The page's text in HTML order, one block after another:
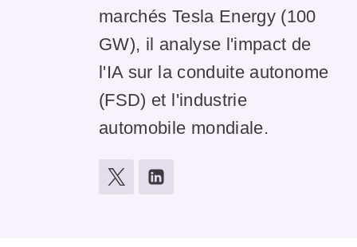
marchés Tesla Energy (100
GW), il analyse l'impact de
l'IA sur la conduite autonome
(FSD) et l'industrie
automobile mondiale.